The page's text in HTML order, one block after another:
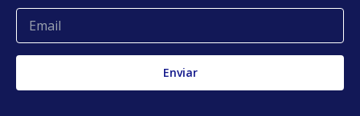
Quejas y reclamos